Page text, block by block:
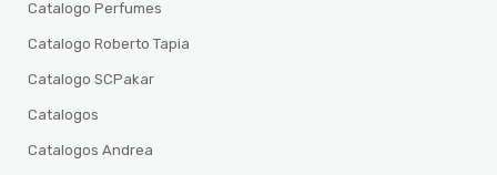
Catalogo Perfumes
Catalogo Roberto Tapia
Catalogo SCPakar
Catalogos
Catalogos Andrea